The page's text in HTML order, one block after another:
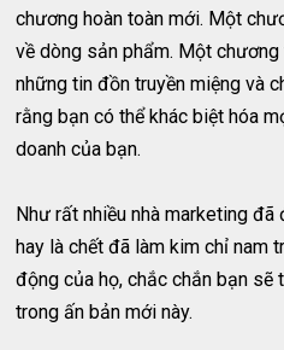
chương hoàn toàn mới. Một
về dòng sản phẩm. Một
những tin đồn truyền miệng và
rằng bạn có thể khác biệt hóa
doanh của bạn.
Như rất nhiều nhà marketing
hay là chết đã làm kim chỉ nam
động của họ, chắc chắn bạn sẽ
trong ấn bản mới này.